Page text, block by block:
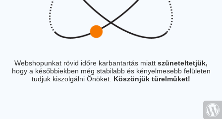
Webshopunkat rövid időre karbantartás miatt szüneteltetjük,
hogy a későbbiekben még stabilabb és kényelmesebb felületen
tudjuk kiszolgálni Önöket. Köszönjük türelmüket!